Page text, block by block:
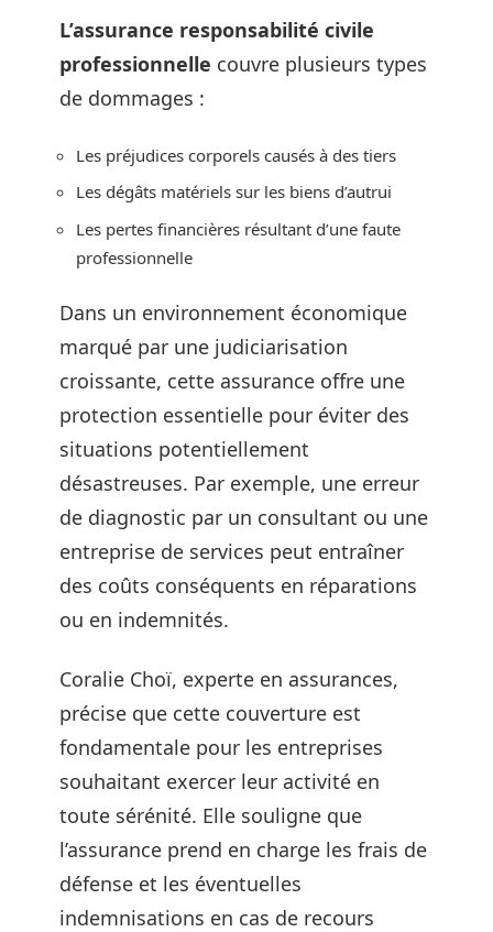
L’assurance responsabilité civile
professionnelle couvre plusieurs types
de dommages :
Les préjudices corporels causés à des tiers
Les dégâts matériels sur les biens d’autrui
Les pertes financières résultant d’une faute
professionnelle
Dans un environnement économique
marqué par une judiciarisation
croissante, cette assurance offre une
protection essentielle pour éviter des
situations potentiellement
désastreuses. Par exemple, une erreur
de diagnostic par un consultant ou une
entreprise de services peut entraîner
des coûts conséquents en réparations
ou en indemnités.
Coralie Choï, experte en assurances,
précise que cette couverture est
fondamentale pour les entreprises
souhaitant exercer leur activité en
toute sérénité. Elle souligne que
l’assurance prend en charge les frais de
défense et les éventuelles
indemnisations en cas de recours